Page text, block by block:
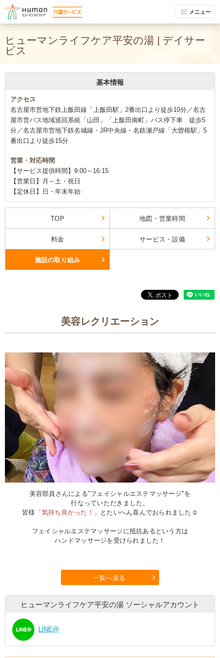
メニュー
ヒューマンライフケア平安の湯 | デイサー
ビス
基本情報
アクセス
名古屋市営地下鉄上飯田線「上飯田駅」2番出口より徒歩10分／名古
屋市営バス地域巡回系統「山田」「上飯田南町」バス停下車 徒歩5
分／名古屋市営地下鉄名城線・JR中央線・名鉄瀬戸線「大曽根駅」5
番出口より徒歩15分
営業・対応時間
【サービス提供時間】9:00～16:15
【営業日】月～土・祝日
【定休日】日・年末年始
TOP 地図・営業時間
料金 サービス・設備
施設の取り組み
美容レクリエーション
美容部員さんによる"フェイシャルエステマッサージ"を
行なっていただきました。
皆様 「気持ち良かった！」 とたいへん喜んでおられました☺
フェイシャルエステマッサージに抵抗あるという方は
ハンドマッサージを受けられました！
一覧へ戻る
ヒューマンライフケア平安の湯 ソーシャルアカウント
LINE@